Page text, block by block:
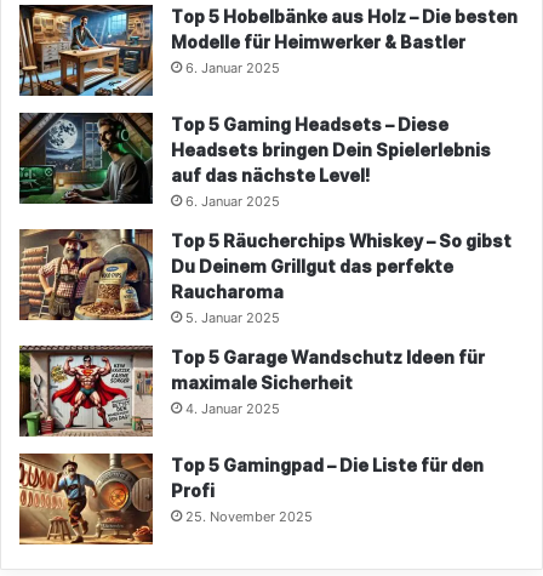
Top 5 Hobelbänke aus Holz – Die besten
Modelle für Heimwerker & Bastler
6. Januar 2025
Top 5 Gaming Headsets – Diese
Headsets bringen Dein Spielerlebnis
auf das nächste Level!
6. Januar 2025
Top 5 Räucherchips Whiskey – So gibst
Du Deinem Grillgut das perfekte
Raucharoma
5. Januar 2025
Top 5 Garage Wandschutz Ideen für
maximale Sicherheit
4. Januar 2025
Top 5 Gamingpad – Die Liste für den
Profi
25. November 2025